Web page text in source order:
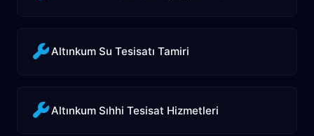
Altınkum Su Tesisatı Tamiri
Altınkum Sıhhi Tesisat Hizmetleri